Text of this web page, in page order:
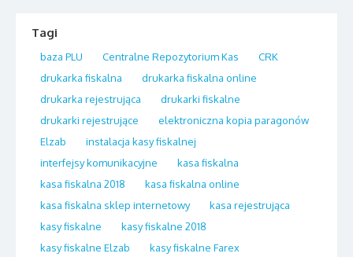
Tagi
baza PLU Centralne Repozytorium Kas
CRK
drukarka fiskalna
drukarka fiskalna online
drukarka rejestrująca
drukarki fiskalne
drukarki rejestrujące
elektroniczna kopia paragonów
Elzab
instalacja kasy fiskalnej
interfejsy komunikacyjne
kasa fiskalna
kasa fiskalna 2018
kasa fiskalna online
kasa fiskalna sklep internetowy
kasa rejestrująca
kasy fiskalne
kasy fiskalne 2018
kasy fiskalne Elzab
kasy fiskalne Farex